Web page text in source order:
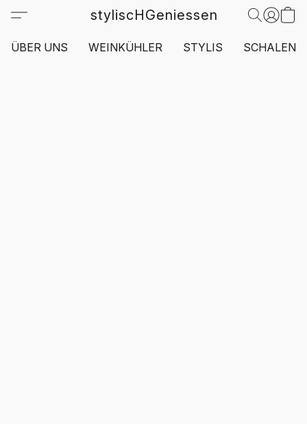
styliscHGeniessen
ÜBER UNS WEINKÜHLER STYLIS SCHALEN